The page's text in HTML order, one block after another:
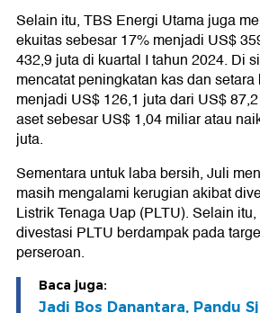
Selain itu, TBS Energi Utama juga
ekuitas sebesar 17% menjadi US$
432,9 juta di kuartal I tahun 2024. Di
mencatat peningkatan kas dan
menjadi US$ 126,1 juta dari US$
aset sebesar US$ 1,04 miliar atau
juta.
Sementara untuk laba bersih, Juli
masih mengalami kerugian akibat
Listrik Tenaga Uap (PLTU). Selain
divestasi PLTU berdampak pada
perseroan.
Baca juga:
Jadi Bos Danantara, Pandu